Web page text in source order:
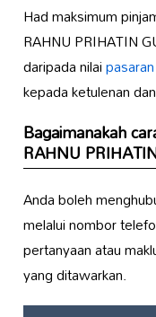
Had maksimum
RAHNU PRIHATIN
daripada nilaipasaran
kepada ketulenan
Bagaimanakah
RAHNU
Anda boleh
melalui nombor
pertanyaan atau
yang ditawarkan.